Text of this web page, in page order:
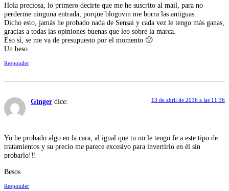
Hola preciosa, lo primero decirte que me he suscrito al mail, para no
perderme ninguna entrada, porque blogovin me borra las antiguas.
Dicho esto, jamás he probado nada de Sensai y cada vez le tengo más ganas,
gracias a todas las opiniones buenas que leo sobre la marca.
Eso sí, se me va de presupuesto por el momento 🙁
Un beso
Responder
Ginger dice: 13 de abril de 2016 a las 11:36
Yo he probado algo en la cara, al igual que tu no le tengo fe a este tipo de
tratamientos y su precio me parece excesivo para invertirlo en él sin
probarlo!!!
Besos
Responder